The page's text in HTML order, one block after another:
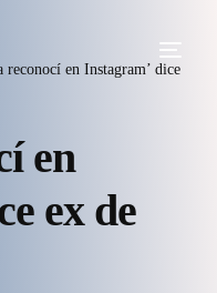
reconocí en Instagram’ dice
en
ex de